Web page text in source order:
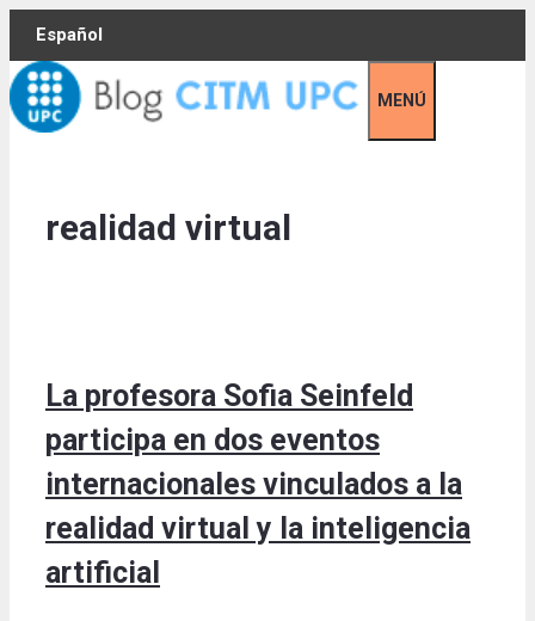
Skip
content
Español
MENÚ
realidad virtual
La profesora Sofia Seinfeld
participa en dos eventos
internacionales vinculados a la
realidad virtual y la inteligencia
artificial